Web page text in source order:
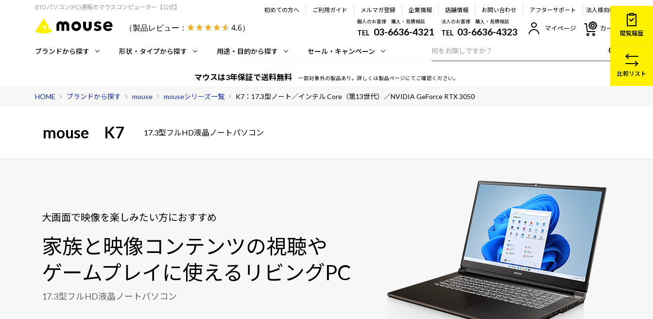
BTOパソコン(PC)通販のマウスコンピューター【公式】
（製品レビュー： 4.6）
初めての方へ ご利用ガイド メルマガ登録 企業情報 店舗情報 お問い合わせ アフターサポート 法人様向け
個人のお客様 購入・見積相談
TEL 03-6636-4321
法人のお客様 購入・見積相談
TEL 03-6636-4323 マイページ カート
ブランドから探す 形状・タイプから探す 用途・目的から探す セール・キャンペーン
マウスは3年保証で送料無料 一部対象外の製品あり。詳しくは製品ページにてご確認ください。
HOME ブランドから探す mouse mouseシリーズ一覧 K7：17.3型ノート／インテル Core（第13世代）／NVIDIA GeForce RTX 3050
mouse K7 17.3型フルHD液晶ノートパソコン
大画面で映像を楽しみたい方におすすめ
家族と映像コンテンツの視聴や
ゲームプレイに使えるリビングPC
17.3型フルHD液晶ノートパソコン
閲覧履歴
比較リスト